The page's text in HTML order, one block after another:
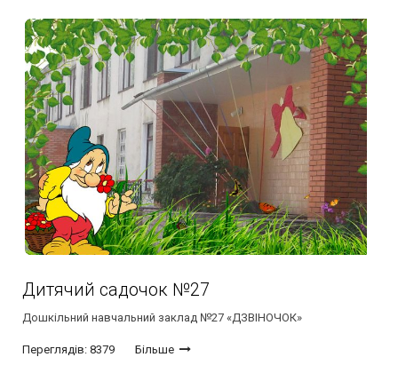
Дитячий садочок №27
Дошкільний навчальний заклад №27 «ДЗВІНОЧОК»
Переглядів: 8379 Більше